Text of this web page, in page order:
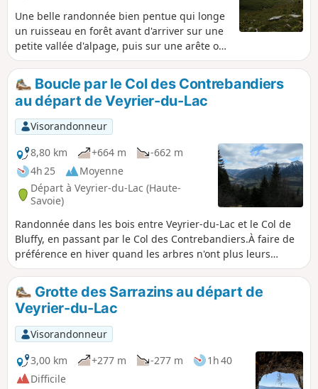
Une belle randonnée bien pentue qui longe
un ruisseau en forêt avant d'arriver sur une
petite vallée d'alpage, puis sur une arête où
l'on profitera de la vue sur le lac.
Boucle par le Col des Contrebandiers
au départ de Veyrier-du-Lac
Visorandonneur
8,80 km
+664 m
-662 m
4h 25
Moyenne
Départ à Veyrier-du-Lac (Haute-
Savoie)
Randonnée dans les bois entre Veyrier-du-Lac et le Col de
Bluffy, en passant par le Col des Contrebandiers.À faire de
préférence en hiver quand les arbres n'ont plus leurs
feuilles pour bénéficier des points de vue sur le Lac
d'Annec_8_y. ⚠️ Un arrêté pris par les communes d’Annecy et
de Veyrier-du-Lac interdit l'accès aux véhicules motorisés
d’accéder au Col des Contrebandiers et au Pré Vernet.
Grotte des Sarrazins au départ de
Veyrier-du-Lac
Visorandonneur
3,00 km
+277 m -277 m
1h 40
Difficile